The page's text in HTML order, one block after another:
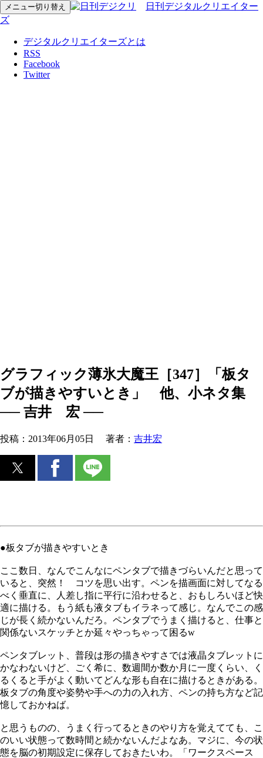
メニュー切り替え
日刊デジタルクリエイター
ズ
デジタルクリエイターズとは
RSS
Facebook
Twitter
グラフィック薄氷大魔王［347］「板タ
ブが描きやすいとき」 他、小ネタ集
── 吉井 宏 ──
投稿： 2013年06月05日 著者： 吉井宏
●板タブが描きやすいとき
ここ数日、なんでこんなにペンタブで描きづらいんだと思って
いると、突然！ コツを思い出す。ペンを描画面に対してなる
べく垂直に、人差し指に平行に沿わせると、おもしろいほど快
適に描ける。もう紙も液タブもイラネって感じ。なんでこの感
じが長く続かないんだろ。ペンタブでうまく描けると、仕事と
関係ないスケッチとか延々やっちゃって困るw
ペンタブレット、普段は形の描きやすさでは液晶タブレットに
かなわないけど、ごく希に、数週間か数か月に一度くらい、く
るくると手がよく動いてどんな形も自在に描けるときがある。
板タブの角度や姿勢や手への力の入れ方、ペンの持ち方など記
憶しておかねば。
と思うものの、うまく行ってるときのやり方を覚えてても、こ
のいい状態って数時間と続かないんだよなあ。マジに、今の状
態を脳の初期設定に保存しておきたいわ。「ワークスペース